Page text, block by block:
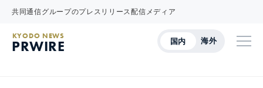
共同通信グループのプレスリリース配信メディア
国内 海外
KYODO NEWS
PRWIRE